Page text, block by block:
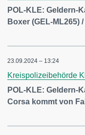
POL-KLE: Geldern-
Boxer (GEL-ML265)
23.09.2024 – 13:24
Kreispolizeibehörde
POL-KLE: Geldern-
Corsa kommt von